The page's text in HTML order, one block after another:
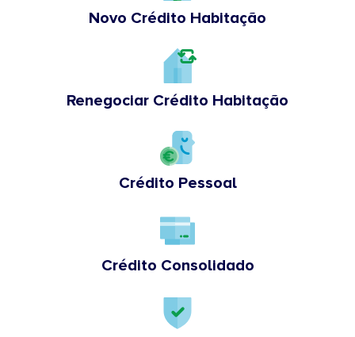
Novo Crédito Habitação
Renegociar Crédito Habitação
Crédito Pessoal
Crédito Consolidado